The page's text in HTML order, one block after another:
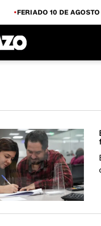
FERIADO 10 DE AGOSTO